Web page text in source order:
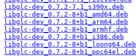
libglc-dev_0.7.2-7.1_s390x.deb
libglc-dev_0.7.2-8+b1_amd64.deb
libglc-dev_0.7.2-8+b1_arm64.deb
libglc-dev_0.7.2-8+b1_armhf.deb
libglc-dev_0.7.2-8+b1_i386.deb
libglc-dev_0.7.2-8+b1_loong64.deb
libglc-dev_0.7.2-8+b1_ppc64el.deb